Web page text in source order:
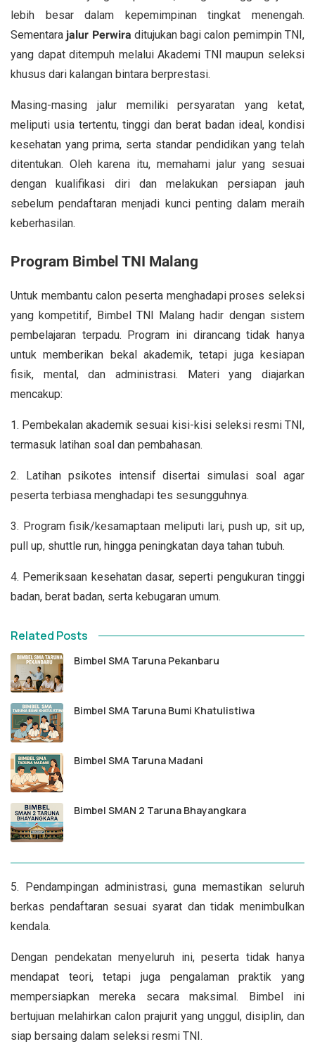
lebih besar dalam kepemimpinan tingkat menengah.
Sementarajalur Perwira ditujukan bagi calon pemimpin TNI,
yang dapat ditempuh melalui Akademi TNI maupun seleksi
khusus dari kalangan bintara berprestasi.
Masing-masing jalur memiliki persyaratan yang ketat,
meliputi usia tertentu, tinggi dan berat badan ideal, kondisi
kesehatan yang prima, serta standar pendidikan yang telah
ditentukan. Oleh karena itu, memahami jalur yang sesuai
dengan kualifikasi diri dan melakukan persiapan jauh
sebelum pendaftaran menjadi kunci penting dalam meraih
keberhasilan.
Program Bimbel TNI Malang
Untuk membantu calon peserta menghadapi proses seleksi
yang kompetitif, Bimbel TNI Malang hadir dengan sistem
pembelajaran terpadu. Program ini dirancang tidak hanya
untuk memberikan bekal akademik, tetapi juga kesiapan
fisik, mental, dan administrasi. Materi yang diajarkan
mencakup:
1. Pembekalan akademik sesuai kisi-kisi seleksi resmi TNI,
termasuk latihan soal dan pembahasan.
2. Latihan psikotes intensif disertai simulasi soal agar
peserta terbiasa menghadapi tes sesungguhnya.
3. Program fisik/kesamaptaan meliputi lari, push up, sit up,
pull up, shuttle run, hingga peningkatan daya tahan tubuh.
4. Pemeriksaan kesehatan dasar, seperti pengukuran tinggi
badan, berat badan, serta kebugaran umum.
Related Posts
Bimbel SMA Taruna Pekanbaru
Bimbel SMA Taruna Bumi Khatulistiwa
Bimbel SMA Taruna Madani
Bimbel SMAN 2 Taruna Bhayangkara
5. Pendampingan administrasi, guna memastikan seluruh
berkas pendaftaran sesuai syarat dan tidak menimbulkan
kendala.
Dengan pendekatan menyeluruh ini, peserta tidak hanya
mendapat teori, tetapi juga pengalaman praktik yang
mempersiapkan mereka secara maksimal. Bimbel ini
bertujuan melahirkan calon prajurit yang unggul, disiplin, dan
siap bersaing dalam seleksi resmi TNI.